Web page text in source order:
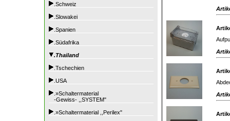
.Schweiz
.Slowakei
.Spanien
.Südafrika
.Thailand
.Tschechien
.USA
.»Schaltermaterial
-Gewiss- ,,SYSTEM"
.»Schaltermaterial ,,Perilex"